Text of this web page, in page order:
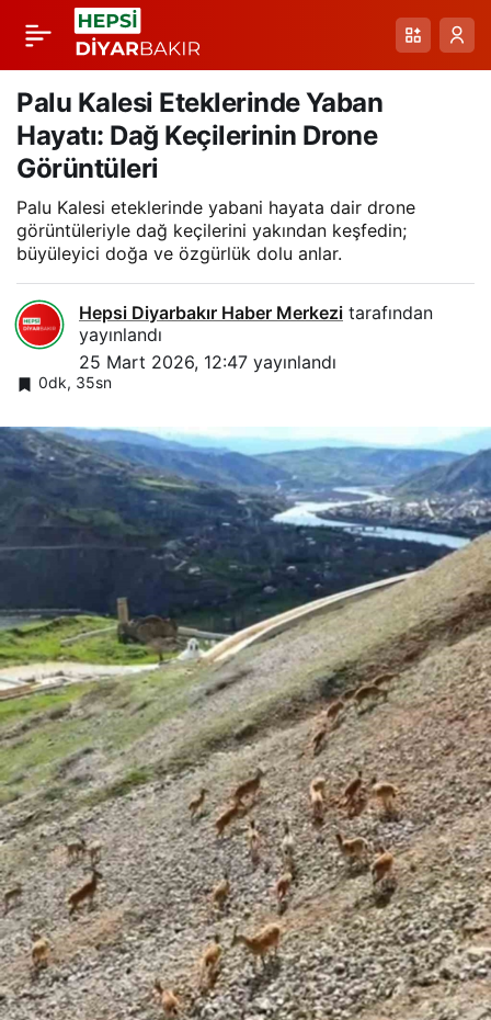
Palu Kalesi Eteklerinde Yaban
Hayatı: Dağ Keçilerinin Drone
Görüntüleri
Palu Kalesi eteklerinde yabani hayata dair drone
görüntüleriyle dağ keçilerini yakından keşfedin;
büyüleyici doğa ve özgürlük dolu anlar.
Hepsi Diyarbakır Haber Merkezi tarafından
yayınlandı
25 Mart 2026, 12:47 yayınlandı
0dk, 35sn
Ardanuç Yolunda
Karla Mücadele:
Karayolları Ekipleri
Açılışa Odaklandı
Paylaş